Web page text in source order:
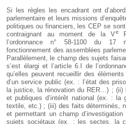
Si les règles les encadrant ont
parlementaire et leurs missions
politiques ou financiers, les CEP se
contraignant au moment de la Ve
l’ordonnance n° 58-1100 du 17
fonctionnement des assemblées
Parallèlement, le champ des sujets
s’est élargi et l’article 6.I de
qu’elles peuvent recueillir des
d’un service public (ex. : l’état des
la justice, la rénovation du RER…) ; (ii)
et publiques d’intérêt national (ex. : la
textile, etc.) ; (iii) des faits déterminés,
et permettant un champ
sujets sociétaux (ex. : les sectes, la